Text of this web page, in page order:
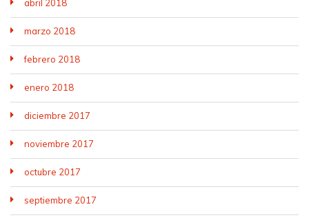
abril 2018
marzo 2018
febrero 2018
enero 2018
diciembre 2017
noviembre 2017
octubre 2017
septiembre 2017